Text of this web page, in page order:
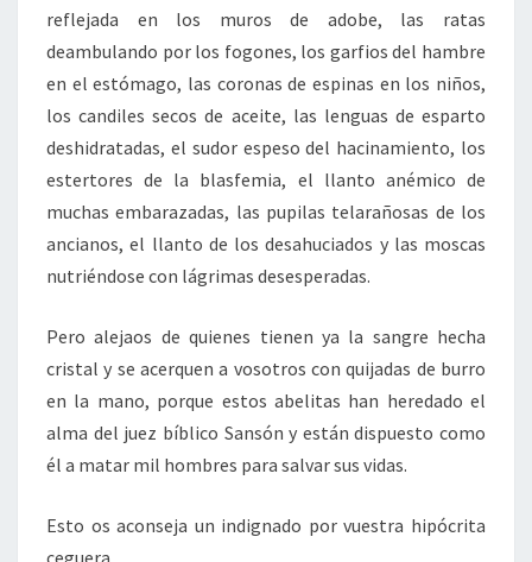
reflejada en los muros de adobe, las ratas
deambulando por los fogones, los garfios del hambre
en el estómago, las coronas de espinas en los niños,
los candiles secos de aceite, las lenguas de esparto
deshidratadas, el sudor espeso del hacinamiento, los
estertores de la blasfemia, el llanto anémico de
muchas embarazadas, las pupilas telarañosas de los
ancianos, el llanto de los desahuciados y las moscas
nutriéndose con lágrimas desesperadas.
Pero alejaos de quienes tienen ya la sangre hecha
cristal y se acerquen a vosotros con quijadas de burro
en la mano, porque estos abelitas han heredado el
alma del juez bíblico Sansón y están dispuesto como
él a matar mil hombres para salvar sus vidas.
Esto os aconseja un indignado por vuestra hipócrita
ceguera.